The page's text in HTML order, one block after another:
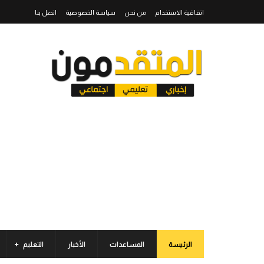
اتفاقية الاستخدام من نحن سياسة الخصوصية اتصل بنا
الرئيسة المساعدات الأخبار التعليم